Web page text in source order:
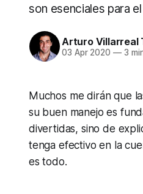
son esenciales para
Arturo Villarreal
03 Apr 2020 —3
Muchos me dirán que
su buen manejo es
divertidas, sino de
tenga efectivo en la
es todo.